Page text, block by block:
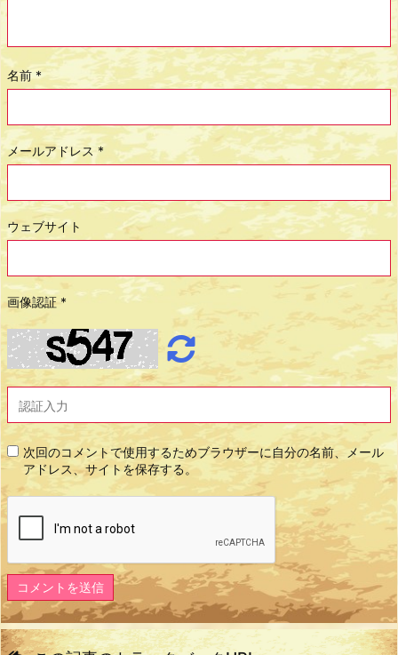
名前 *
メールアドレス *
ウェブサイト
画像認証 *
次回のコメントで使用するためブラウザーに自分の名前、メール
アドレス、サイトを保存する。